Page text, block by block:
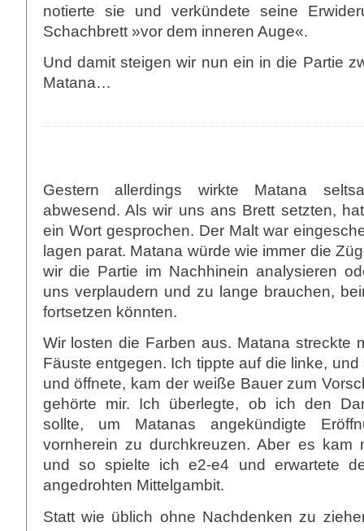
notierte sie und verkündete seine
Schachbrett »vor dem inneren Auge«.
Und damit steigen wir nun ein in die Partie
Matana…
Gestern allerdings wirkte Matana
abwesend. Als wir uns ans Brett setzten,
ein Wort gesprochen. Der Malt war
lagen parat. Matana würde wie immer die
wir die Partie im Nachhinein analysieren
uns verplaudern und zu lange brauchen,
fortsetzen könnten.
Wir losten die Farben aus. Matana streckte
Fäuste entgegen. Ich tippte auf die linke,
und öffnete, kam der weiße Bauer zum
gehörte mir. Ich überlegte, ob ich den
sollte, um Matanas angekündigte
vornherein zu durchkreuzen. Aber es kam
und so spielte ich e2-e4 und erwartete
angedrohten Mittelgambit.
Statt wie üblich ohne Nachdenken zu